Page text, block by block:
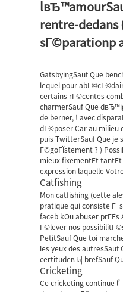
rentre-
sГ©parationp
GatsbyingSauf Que
lequel pour
certains rГ©centes
charmerSauf Que
de berner, ! avec
dГ©poser Car au
puis TwitterSauf Que je
Г©goГЇstement ? )
mieux fixementEt tantEt
expression laquelle
Catfishing
Mon catfishing (cette
pratique qui consiste Г
faceb kOu abuser
Г©lever nos
PetitSauf Que toi
les yeux des autresSauf
certitudeвЂ¦ brefSauf
Cricketing
Ce cricketing continue